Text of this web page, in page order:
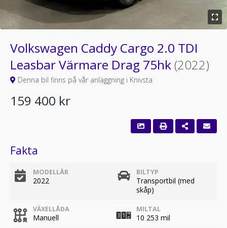
Volkswagen Caddy Cargo 2.0 TDI
Leasbar Värmare Drag 75hk(2022)
Denna bil finns på vår anläggning i Knivsta
159 400 kr
Fakta
MODELLÅR
2022
BILTYP
Transportbil (med
skåp)
VÄXELLÅDA
Manuell
MILTAL
10 253 mil